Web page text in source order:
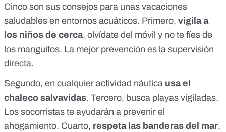
Cinco son sus consejos para unas vacaciones
saludables en entornos acuáticos. Primero, vigila a
los niños de cerca, olvídate del móvil y no te fíes de
los manguitos. La mejor prevención es la supervisión
directa.
Segundo, en cualquier actividad náutica usa el
chaleco salvavidas. Tercero, busca playas vigiladas.
Los socorristas te ayudarán a prevenir el
ahogamiento. Cuarto, respeta las banderas del mar,